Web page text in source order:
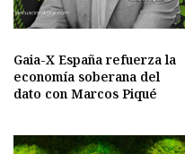
Gaia-X España refuerza la
economía soberana del
dato con Marcos Piqué